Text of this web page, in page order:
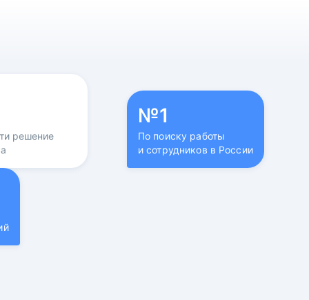
решение
№1
По поиску работы
и сотрудников в России